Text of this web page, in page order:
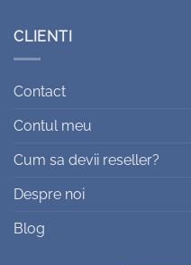
CLIENTI
Contact
Contul meu
Cum sa devii reseller?
Despre noi
Blog